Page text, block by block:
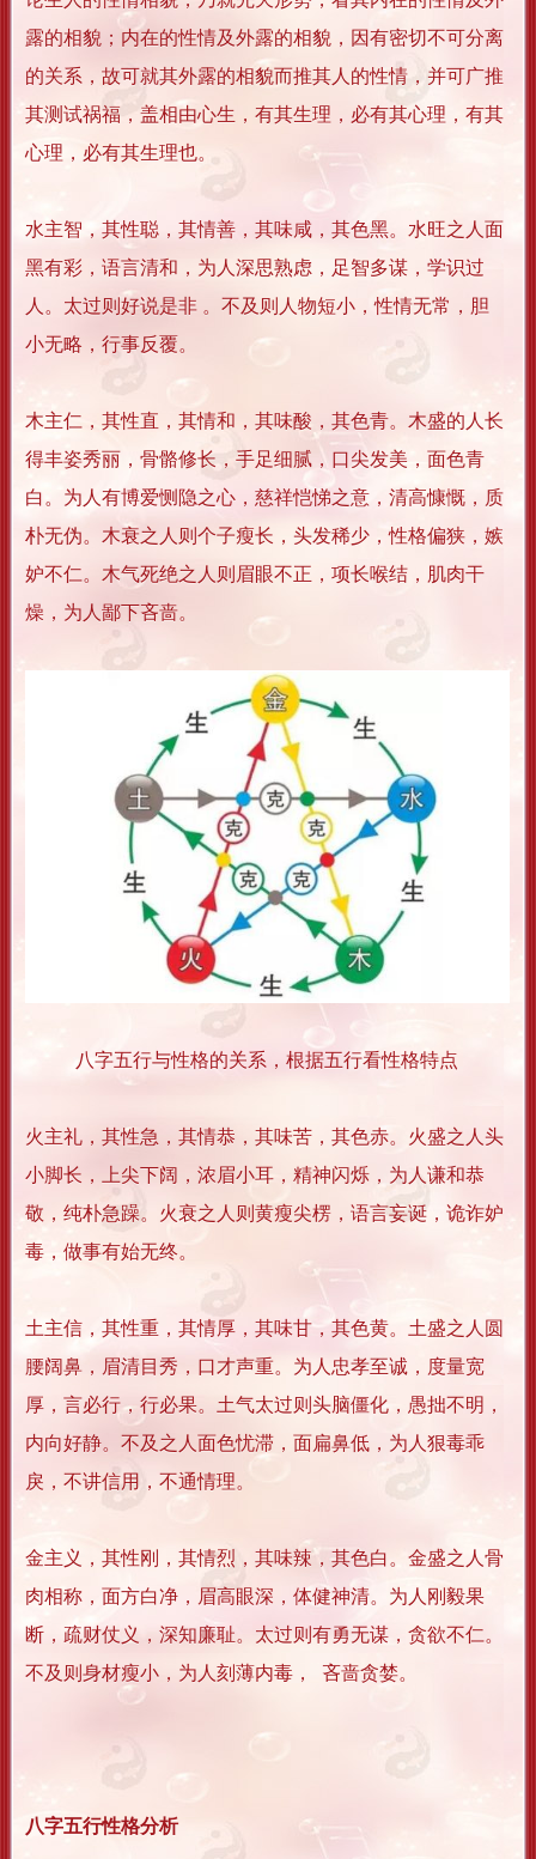
露的相貌；内在的性情及外露的相貌，因有密切不可分离
的关系，故可就其外露的相貌而推其人的性情，并可广推
其测试祸福，盖相由心生，有其生理，必有其心理，有其
心理，必有其生理也。
水主智，其性聪，其情善，其味咸，其色黑。水旺之人面
黑有彩，语言清和，为人深思熟虑，足智多谋，学识过
人。太过则好说是非 。不及则人物短小，性情无常，胆
小无略，行事反覆。
木主仁，其性直，其情和，其味酸，其色青。木盛的人长
得丰姿秀丽，骨骼修长，手足细腻，口尖发美，面色青
白。为人有博爱恻隐之心，慈祥恺悌之意，清高慷慨，质
朴无伪。木衰之人则个子瘦长，头发稀少，性格偏狭，嫉
妒不仁。木气死绝之人则眉眼不正，项长喉结，肌肉干
燥，为人鄙下吝啬。
八字五行与性格的关系，根据五行看性格特点
火主礼，其性急，其情恭，其味苦，其色赤。火盛之人头
小脚长，上尖下阔，浓眉小耳，精神闪烁，为人谦和恭
敬，纯朴急躁。火衰之人则黄瘦尖楞，语言妄诞，诡诈妒
毒，做事有始无终。
土主信，其性重，其情厚，其味甘，其色黄。土盛之人圆
腰阔鼻，眉清目秀，口才声重。为人忠孝至诚，度量宽
厚，言必行，行必果。土气太过则头脑僵化，愚拙不明，
内向好静。不及之人面色忧滞，面扁鼻低，为人狠毒乖
戾，不讲信用，不通情理。
金主义，其性刚，其情烈，其味辣，其色白。金盛之人骨
肉相称，面方白净，眉高眼深，体健神清。为人刚毅果
断，疏财仗义，深知廉耻。太过则有勇无谋，贪欲不仁。
不及则身材瘦小，为人刻薄内毒， 吝啬贪婪。
八字五行性格分析